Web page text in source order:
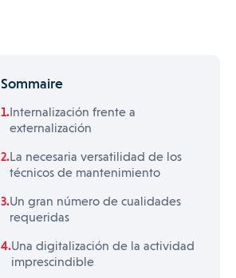
Sommaire
Internalización frente a
externalización
La necesaria versatilidad de los
técnicos de mantenimiento
Un gran número de cualidades
requeridas
Una digitalización de la actividad
imprescindible